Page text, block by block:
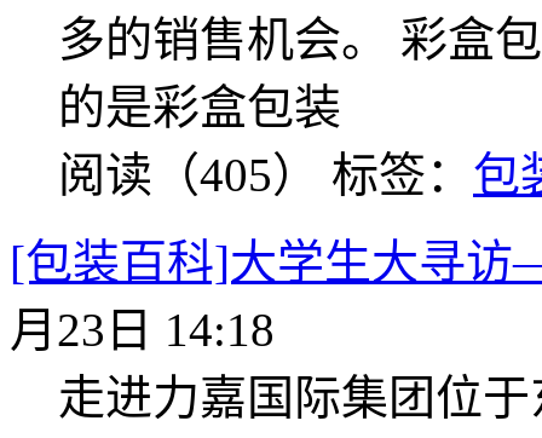
多的销售机会。 彩盒
的是彩盒包装
阅读（405） 标签： 包
[包装百科]大学生大寻
月23日 14:18
走进力嘉国际集团位